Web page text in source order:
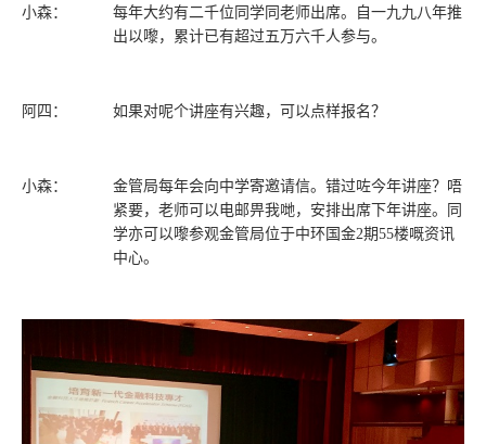
小森：
每年大约有二千位同学同老师出席。自一九九八年推
出以嚟，累计已有超过五万六千人参与。
阿四： 如果对呢个讲座有兴趣，可以点样报名？
小森：
金管局每年会向中学寄邀请信。错过咗今年讲座？唔
紧要，老师可以电邮畀我哋，安排出席下年讲座。同
学亦可以嚟参观金管局位于中环国金2期55楼嘅资讯
中心。